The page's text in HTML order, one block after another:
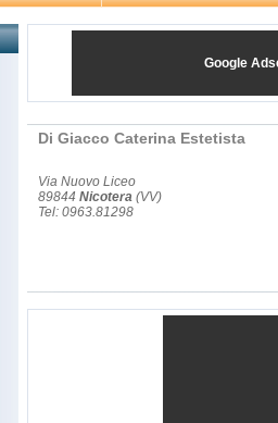
Google
Di Giacco Caterina Estetista
Via Nuovo Liceo
89844 Nicotera (VV)
Tel: 0963.81298